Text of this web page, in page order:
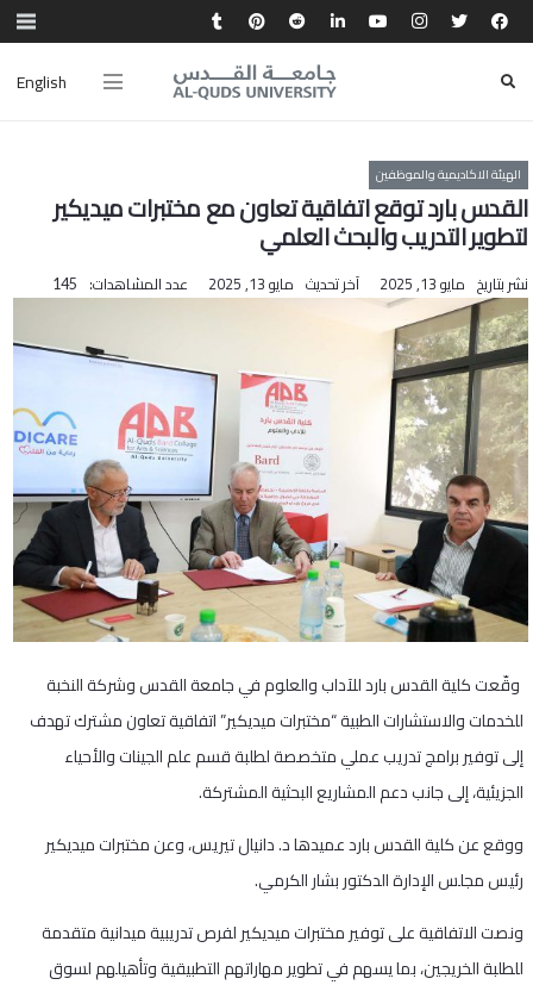
English
الهيئة الاكاديمية والموظفين
القدس بارد توقع اتفاقية تعاون مع مختبرات ميديكير
لتطوير التدريب والبحث العلمي
نشر بتاريخ مايو 13, 2025 آخر تحديث مايو 13, 2025 عدد المشاهدات: 145
وقّعت كلية القدس بارد للآداب والعلوم في جامعة القدس وشركة النخبة
للخدمات والاستشارات الطبية “مختبرات ميديكير” اتفاقية تعاون مشترك تهدف
إلى توفير برامج تدريب عملي متخصصة لطلبة قسم علم الجينات والأحياء
الجزيئية، إلى جانب دعم المشاريع البحثية المشتركة.
ووقع عن كلية القدس بارد عميدها د. دانيال تيريس، وعن مختبرات ميديكير
رئيس مجلس الإدارة الدكتور بشار الكرمي.
ونصت الاتفاقية على توفير مختبرات ميديكير لفرص تدريبية ميدانية متقدمة
للطلبة الخريجين، بما يسهم في تطوير مهاراتهم التطبيقية وتأهيلهم لسوق